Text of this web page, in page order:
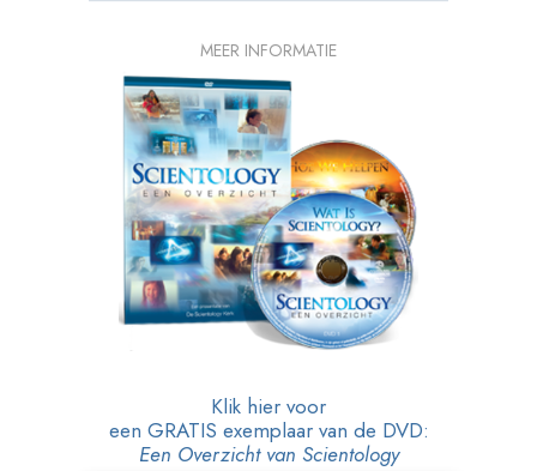
MEER INFORMATIE
Klik hier voor
een GRATIS exemplaar van de DVD:
Een Overzicht van Scientology